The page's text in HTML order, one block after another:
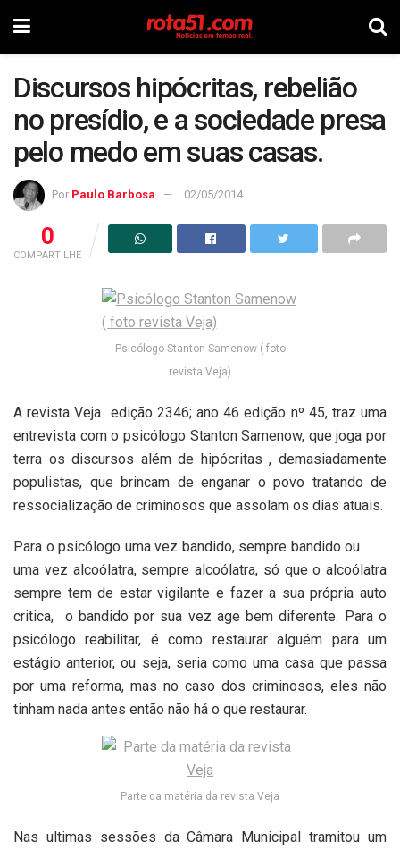
Discursos hipócritas, rebelião
no presídio, e a sociedade presa
pelo medo em suas casas.
Por Paulo Barbosa 02/05/2014
0
COMPARTILHE
Psicólogo Stanton Samenow ( foto
revista Veja)
A revista Veja edição 2346; ano 46 edição nº 45, traz uma
entrevista com o psicólogo Stanton Samenow, que joga por
terra os discursos além de hipócritas , demasiadamente
populistas, que brincam de enganar o povo tratando de
ressocialização de criminosos que assolam os dias atuais.
Para o psicólogo uma vez bandido, sempre bandido ou
uma vez alcoólatra, sempre alcoólatra, só que o alcoólatra
sempre tem de estar vigilante e fazer a sua própria auto
critica,
o bandido por sua vez age bem diferente. Para o
psicólogo reabilitar, é como restaurar alguém para um
estágio anterior, ou seja, seria como uma casa que passa
por uma reforma, mas no caso dos criminosos, eles não
tinham nada antes então não há o que restaurar.
Parte da matéria da revista Veja
Nas ultimas sessões da Câmara Municipal tramitou um